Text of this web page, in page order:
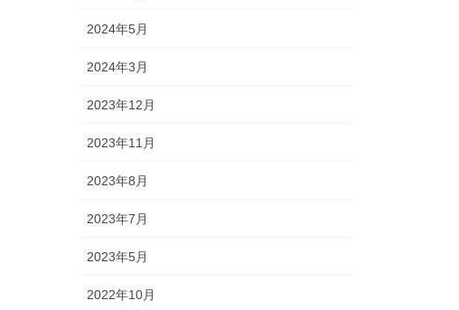
2024年5月
2024年3月
2023年12月
2023年11月
2023年8月
2023年7月
2023年5月
2022年10月